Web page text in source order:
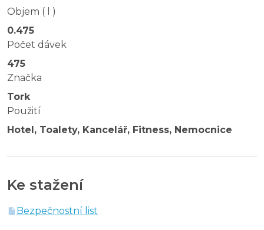
Objem ( l )
0.475
Počet dávek
475
Značka
Tork
Použití
Hotel, Toalety, Kancelář, Fitness, Nemocnice
Ke stažení
Bezpečnostní list